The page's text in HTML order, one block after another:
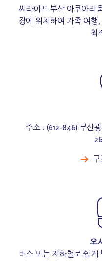
씨라이프 부산 아쿠아리
장에 위치하여 가족 여행
최
주소 : (612-846) 부산
구
오
버스 또는 지하철로 쉽